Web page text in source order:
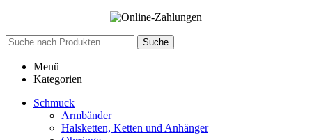
Suche
Menü
Kategorien
Schmuck
Armbänder
Halsketten, Ketten und Anhänger